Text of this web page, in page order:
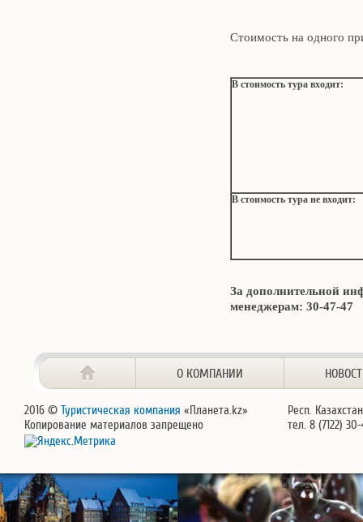
Стоимость на одного
В стоимость тура входит:
В стоимость тура не входит:
За дополнительной
менеджерам: 30-47-47
О КОМПАНИИ
2016 © Туристическая компания «Планета.kz»
Копирование материалов запрещено
Респ.
тел. 8 (7122)